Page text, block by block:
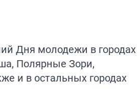
Дня молодежи в городах
Полярные Зори,
и в остальных городах